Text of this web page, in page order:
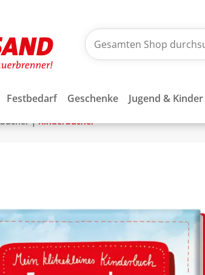
Festbedarf Geschenke Jugend & Kinder
|Kinderbücher